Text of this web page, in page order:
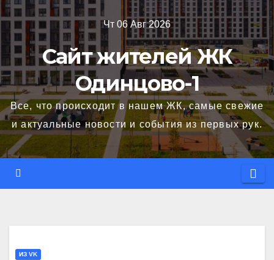
Перейти
содержимому
Чт 06 Авг 2026
Сайт жителей ЖК
Одинцово-1
Все, что происходит в нашем ЖК, самые свежие
и актуальные новости и события из первых рук.
ИЗ VK